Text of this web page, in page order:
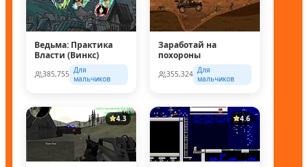
Ведьма: Практика
Власти (Винкс)
385,755 Для
мальчиков
Заработай на
похороны
355,324 Для
мальчиков
4.3 4.6